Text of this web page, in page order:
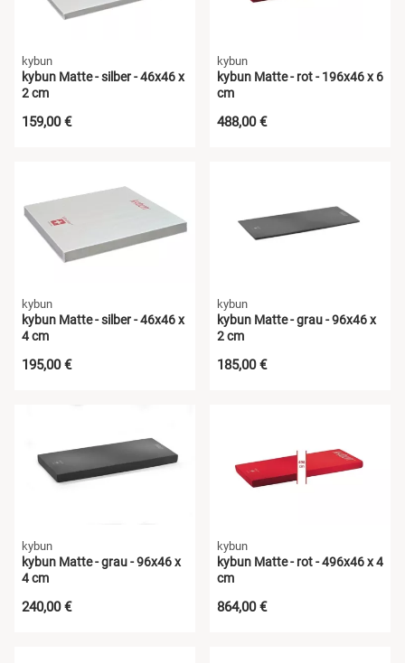
kybun
kybun Matte - silber - 46x46 x
2 cm
159,00 €
kybun
kybun Matte - rot - 196x46 x 6
cm
488,00 €
kybun
kybun Matte - silber - 46x46 x
4 cm
195,00 €
kybun
kybun Matte - grau - 96x46 x
2 cm
185,00 €
kybun
kybun Matte - grau - 96x46 x
4 cm
240,00 €
kybun
kybun Matte - rot - 496x46 x 4
cm
864,00 €